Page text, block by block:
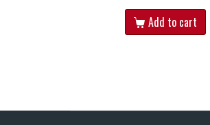
Add to cart